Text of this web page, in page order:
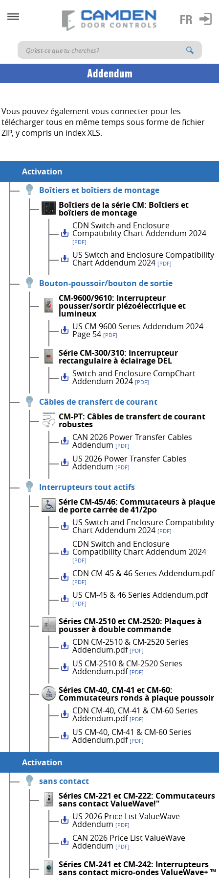
Addendum
Vous pouvez également vous connecter pour les
télécharger tous en même temps sous forme de fichier
ZIP, y compris un index XLS.
Activation
Boîtiers et boîtiers de montage
Boîtiers de la série CM: Boîtiers et
boîtiers de montage
CDN Switch and Enclosure
Compatibility Chart Addendum 2024
[PDF]
US Switch and Enclosure Compatibility
Chart Addendum 2024 [PDF]
Bouton-poussoir/bouton de sortie
CM-9600/9610: Interrupteur
pousser/sortir piézoélectrique et
lumineux
US CM-9600 Series Addendum 2024 -
Page 54 [PDF]
Série CM-300/310: Interrupteur
rectangulaire à éclairage DEL
Switch and Enclosure CompChart
Addendum 2024 [PDF]
Câbles de transfert de courant
CM-PT: Câbles de transfert de courant
robustes
CAN 2026 Power Transfer Cables
Addendum [PDF]
US 2026 Power Transfer Cables
Addendum [PDF]
Interrupteurs tout actifs
Série CM-45/46: Commutateurs à plaque
de porte carrée de 41/2po
US Switch and Enclosure Compatibility
Chart Addendum 2024 [PDF]
CDN Switch and Enclosure
Compatibility Chart Addendum 2024
[PDF]
CDN CM-45 & 46 Series Addendum.pdf
[PDF]
US CM-45 & 46 Series Addendum.pdf
[PDF]
Séries CM-2510 et CM-2520: Plaques à
pousser à double commande
CDN CM-2510 & CM-2520 Series
Addendum.pdf [PDF]
US CM-2510 & CM-2520 Series
Addendum.pdf [PDF]
Séries CM-40, CM-41 et CM-60:
Commutateurs ronds à plaque poussoir
CDN CM-40, CM-41 & CM-60 Series
Addendum.pdf [PDF]
US CM-40, CM-41 & CM-60 Series
Addendum.pdf [PDF]
Activation
sans contact
Séries CM-221 et CM-222: Commutateurs
sans contact ValueWave!"
US 2026 Price List ValueWave
Addendum [PDF]
CAN 2026 Price List ValueWave
Addendum [PDF]
Séries CM-241 et CM-242: Interrupteurs
sans contact micro-ondes ValueWave+ ™